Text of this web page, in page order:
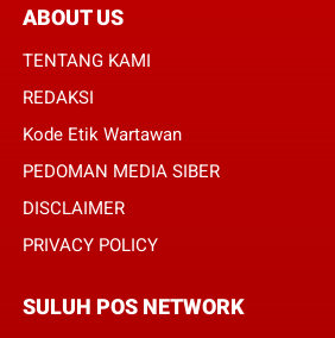
ABOUT US
TENTANG KAMI
REDAKSI
Kode Etik Wartawan
PEDOMAN MEDIA SIBER
DISCLAIMER
PRIVACY POLICY
SULUH POS NETWORK